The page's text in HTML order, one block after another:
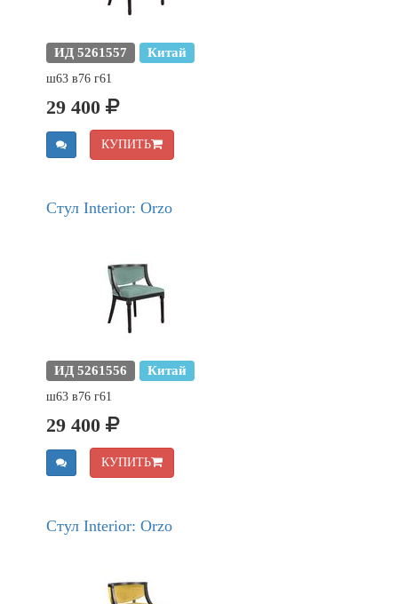
ИД 5261557 Китай
ш63 в76 г61
29 400
КУПИТЬ
Стул Interior: Orzo
ИД 5261556 Китай
ш63 в76 г61
29 400
КУПИТЬ
Стул Interior: Orzo